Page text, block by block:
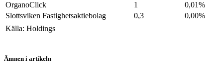
OrganoClick
1
0,01%
Slottsviken Fastighetsaktiebolag
0,3
0,00%
Källa: Holdings
Ämnen i artikeln